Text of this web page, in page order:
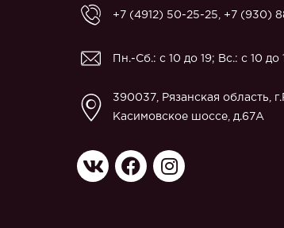
+7 (4912) 50-25-25 +7 (930)
Пн.-Сб.: с 10 до 19; Вс.: с 10 до
390037, Рязанская область,
Касимовское шоссе, д.67A